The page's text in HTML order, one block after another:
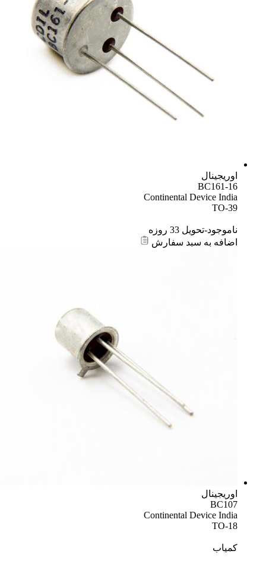
اوریجینال
BC161-16
Continental Device India
TO-39
ناموجود-تحویل 33 روزه
اضافه به سبد سفارش
اوریجینال
BC107
Continental Device India
TO-18
کمیاب